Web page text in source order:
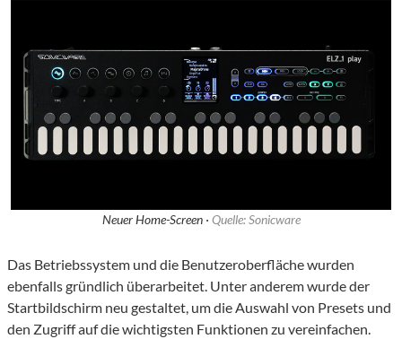
Neuer Home-Screen · Quelle: Sonicware
Das Betriebssystem und die Benutzeroberfläche wurden
ebenfalls gründlich überarbeitet. Unter anderem wurde der
Startbildschirm neu gestaltet, um die Auswahl von Presets und
den Zugriff auf die wichtigsten Funktionen zu vereinfachen.